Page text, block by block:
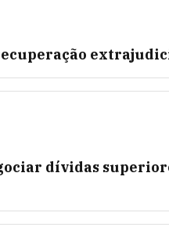
dívidas